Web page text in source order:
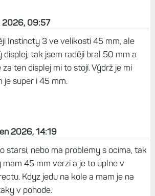
2026, 09:57
Instincty 3 ve velikosti 45 mm, ale
tak jsem raději bral 50 mm a
ten displej mi to stojí. Výdrž je mi
je super i 45 mm.
2026, 14:19
starsi, nebo ma problemy s ocima, tak
mam 45 mm verzi a je to uplne v
Kdyz jedu na kole a mam je na
v pohode.